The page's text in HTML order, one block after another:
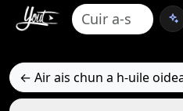
← Air ais chun a h-uile